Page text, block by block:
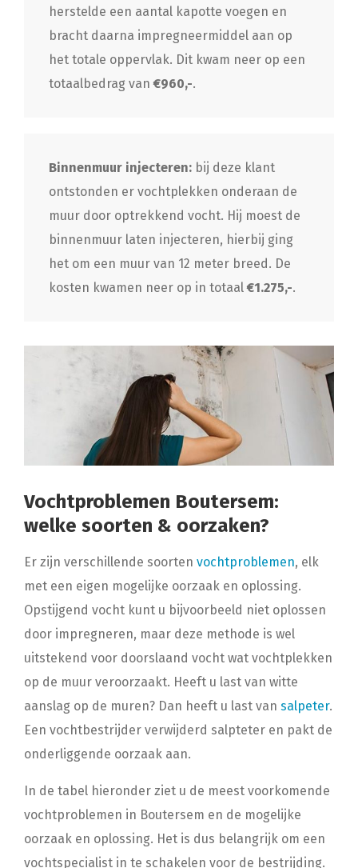
herstelde een aantal kapotte voegen en
bracht daarna impregneermiddel aan op
het totale oppervlak. Dit kwam neer op een
totaalbedrag van€960,-.
Binnenmuur injecteren: bij deze klant
ontstonden er vochtplekken onderaan de
muur door optrekkend vocht. Hij moest de
binnenmuur laten injecteren, hierbij ging
het om een muur van 12 meter breed. De
kosten kwamen neer op in totaal€1.275,-.
Vochtproblemen Boutersem:
welke soorten & oorzaken?
Er zijn verschillende soorten vochtproblemen, elk
met een eigen mogelijke oorzaak en oplossing.
Opstijgend vocht kunt u bijvoorbeeld niet oplossen
door impregneren, maar deze methode is wel
uitstekend voor doorslaand vocht wat vochtplekken
op de muur veroorzaakt. Heeft u last van witte
aanslag op de muren? Dan heeft u last van salpeter.
Een vochtbestrijder verwijderd salpteter en pakt de
onderliggende oorzaak aan.
In de tabel hieronder ziet u de meest voorkomende
vochtproblemen in Boutersem en de mogelijke
oorzaak en oplossing. Het is dus belangrijk om een
vochtspecialist in te schakelen voor de bestrijding.